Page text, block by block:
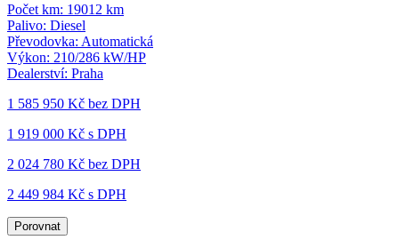
Počet km: 19012 km
Palivo: Diesel
Převodovka: Automatická
Výkon: 210/286 kW/HP
Dealerství: Praha
1 585 950 Kč bez DPH
1 919 000 Kč s DPH
2 024 780 Kč bez DPH
2 449 984 Kč s DPH
Porovnat